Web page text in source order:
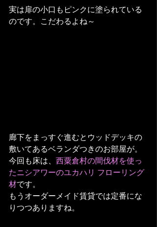
実は扉の小口もピンクに塗られている
のです。こだわるよね～
廊下をまっすぐ進むとウッドデッキの
敷いてあるベランダつきのお部屋が。
今回も床は、 西粟倉村の間伐材を使っ
たニシアワーのユカハリ フローリング
材です。
もうオーダーメイド賃貸では定番にな
りつつありますね。